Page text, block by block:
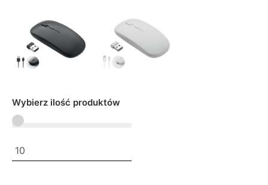
Wybierz ilość produktów